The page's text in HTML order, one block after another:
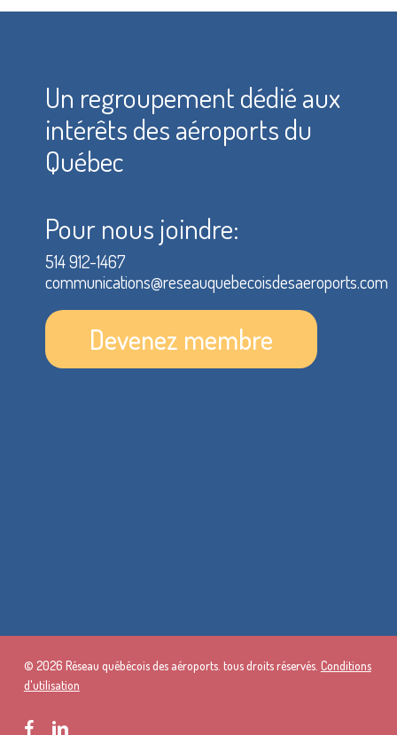
Un regroupement dédié aux
intérêts des aéroports du
Québec
Pour nous joindre:
514 912-1467
communications@reseauquebecoisdesaeroports.com
Devenez membre
© 2026 Réseau québécois des aéroports. tous droits réservés. Conditions
d'utilisation
facebooklinkedin